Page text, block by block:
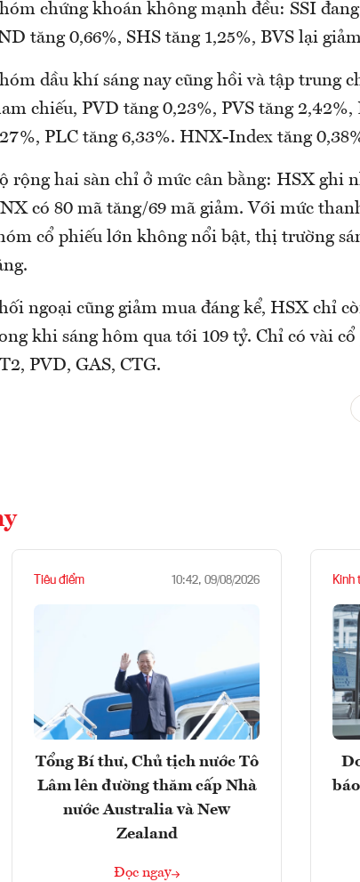
chứng khoán không mạnh đều: SSI
tăng 0,66%, SHS tăng 1,25%, BVS lại
dầu khí sáng nay cũng hồi và tập trung
chiếu, PVD tăng 0,23%, PVS tăng 2,42%,
PLC tăng 6,33%. HNX-Index tăng
rộng hai sàn chỉ ở mức cân bằng: HSX ghi
có 80 mã tăng/69 mã giảm. Với mức
cổ phiếu lớn không nổi bật, thị trường
ngoại cũng giảm mua đáng kể, HSX chỉ
khi sáng hôm qua tới 109 tỷ. Chỉ có vài
PVD, GAS, CTG.
Tiêu điểm 10:42, 09/08/2026
Tổng Bí thư, Chủ tịch nước Tô
Lâm lên đường thăm cấp Nhà
nước Australia và New
Zealand
Đọc ngay
Kinh